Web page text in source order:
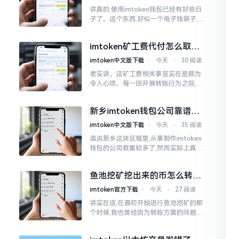
讲真的,使用imtoken钱包已经有好些日
子了。这个东西,好似一个电子钱袋子,里
却提心吊胆、神经紧绷。
imtoken矿工费代付怎么取
消？老手教你几招
imtoken中文版下载 ⋅ 今天 ⋅ 30 阅读
老实讲，这矿工费相关事宜实在是颇为
令人心烦。每一回开展转账行为之际,就
时隔多年
新乡imtoken钱包公司靠谱
吗？普通人怎么避坑
imtoken中文版下载 ⋅ 今天 ⋅ 35 阅读
虽说新乡这块区域里,从事制作imtoken
钱包的公司数量较多了,然而实际上真正
予协助进行操作的
鱼池挖矿挖出来的币怎么转到
imtoken钱包？
imtoken官方下载 ⋅ 今天 ⋅ 27 阅读
讲实在话,在最初开始进行鱼池挖矿的那
个时候,我也曾经因为转账方面的问题而